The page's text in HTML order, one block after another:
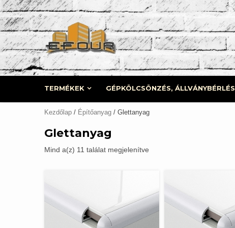
Skip
to
content
TERMÉKEK GÉPKÖLCSÖNZÉS, ÁLLVÁNYBÉRLÉS
Kezdőlap / Építőanyag / Glettanyag
Glettanyag
Mind a(z) 11 találat megjelenítve